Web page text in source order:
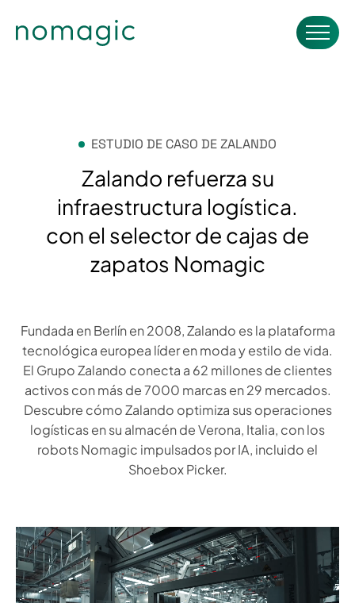
ESTUDIO DE CASO DE ZALANDO
Zalando refuerza su
infraestructura logística.
con el selector de cajas de
zapatos Nomagic
Fundada en Berlín en 2008, Zalando es la plataforma
tecnológica europea líder en moda y estilo de vida.
El Grupo Zalando conecta a 62 millones de clientes
activos con más de 7000 marcas en 29 mercados.
Descubre cómo Zalando optimiza sus operaciones
logísticas en su almacén de Verona, Italia, con los
robots Nomagic impulsados por IA, incluido el
Shoebox Picker.